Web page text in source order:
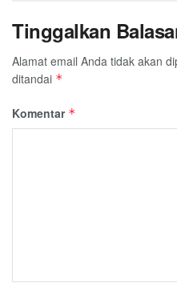
Tinggalkan
Alamat email Anda tidak akan
ditandai *
Komentar *